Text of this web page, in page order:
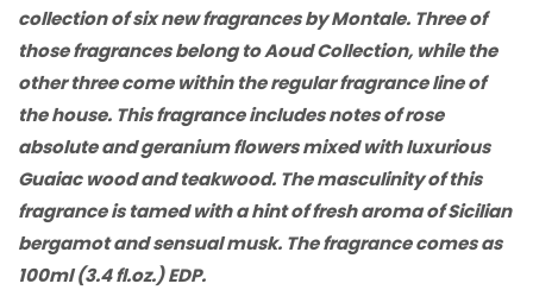
collection of six new fragrances by Montale. Three of
those fragrances belong to Aoud Collection, while the
other three come within the regular fragrance line of
the house. This fragrance includes notes of rose
absolute and geranium flowers mixed with luxurious
Guaiac wood and teakwood. The masculinity of this
fragrance is tamed with a hint of fresh aroma of Sicilian
bergamot and sensual musk. The fragrance comes as
100ml (3.4 fl.oz.) EDP.